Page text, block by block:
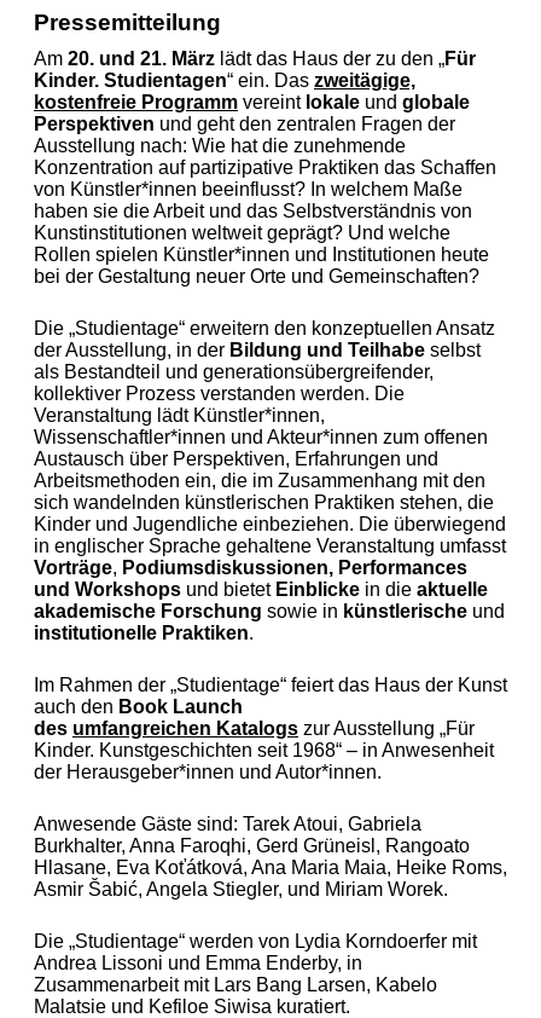
Pressemitteilung
Am 20. und 21. März lädt das Haus der zu den „Für
Kinder. Studientagen“ ein. Das zweitägige,
kostenfreie Programm vereint lokale und globale
Perspektiven und geht den zentralen Fragen der
Ausstellung nach: Wie hat die zunehmende
Konzentration auf partizipative Praktiken das Schaffen
von Künstler*innen beeinflusst? In welchem Maße
haben sie die Arbeit und das Selbstverständnis von
Kunstinstitutionen weltweit geprägt? Und welche
Rollen spielen Künstler*innen und Institutionen heute
bei der Gestaltung neuer Orte und Gemeinschaften?
Die „Studientage“ erweitern den konzeptuellen Ansatz
der Ausstellung, in der Bildung und Teilhabe selbst
als Bestandteil und generationsübergreifender,
kollektiver Prozess verstanden werden. Die
Veranstaltung lädt Künstler*innen,
Wissenschaftler*innen und Akteur*innen zum offenen
Austausch über Perspektiven, Erfahrungen und
Arbeitsmethoden ein, die im Zusammenhang mit den
sich wandelnden künstlerischen Praktiken stehen, die
Kinder und Jugendliche einbeziehen. Die überwiegend
in englischer Sprache gehaltene Veranstaltung umfasst
Vorträge, Podiumsdiskussionen, Performances
und Workshops und bietet Einblicke in die aktuelle
akademische Forschung sowie in künstlerische und
institutionelle Praktiken.
Im Rahmen der „Studientage“ feiert das Haus der Kunst
auch den Book Launch
des umfangreichen Katalogs zur Ausstellung „Für
Kinder. Kunstgeschichten seit 1968“ – in Anwesenheit
der Herausgeber*innen und Autor*innen.
Anwesende Gäste sind: Tarek Atoui, Gabriela
Burkhalter, Anna Faroqhi, Gerd Grüneisl, Rangoato
Hlasane, Eva Koťátková, Ana Maria Maia, Heike Roms,
Asmir Šabić, Angela Stiegler, und Miriam Worek.
Die „Studientage“ werden von Lydia Korndoerfer mit
Andrea Lissoni und Emma Enderby, in
Zusammenarbeit mit Lars Bang Larsen, Kabelo
Malatsie und Kefiloe Siwisa kuratiert.